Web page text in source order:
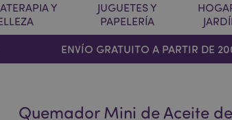
Y
JUGUETES Y
PAPELERÍA
ENVÍO GRATUITO A PARTIR DE
Quemador Mini de Aceite de